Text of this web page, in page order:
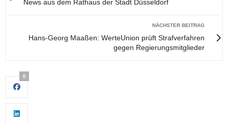
News aus dem Rathaus der Stadt Düsseldorf
NÄCHSTER BEITRAG
Hans-Georg Maaßen: WerteUnion prüft Strafverfahren
gegen Regierungsmitglieder
0